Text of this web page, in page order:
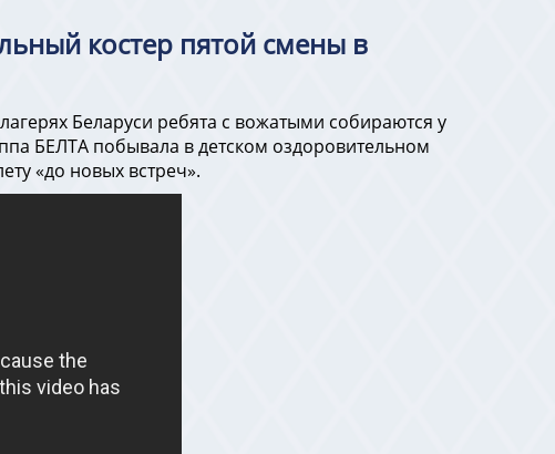
костер пятой смены в
Беларуси ребята с вожатыми собираются у
БЕЛТА побывала в детском оздоровительном
«до новых встреч».